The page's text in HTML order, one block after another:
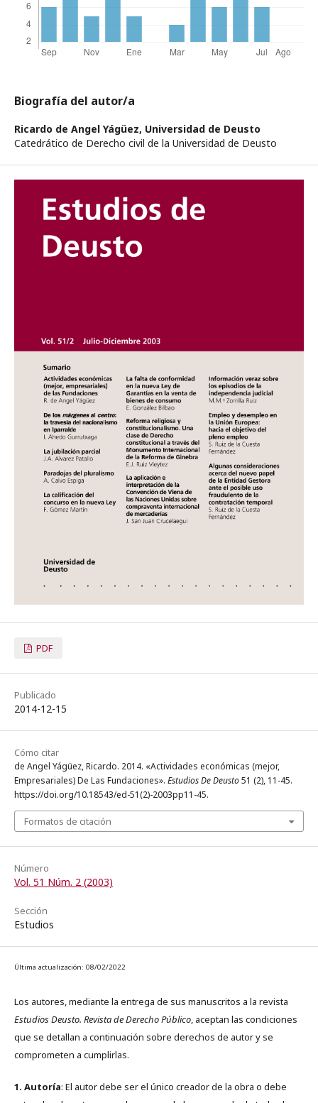
Biografía del autor/a
Ricardo de Angel Yágüez, Universidad de Deusto
Catedrático de Derecho civil de la Universidad de Deusto
PDF
Publicado
2014-12-15
Cómo citar
de Angel Yágüez, Ricardo. 2014. «Actividades económicas (mejor,
Empresariales) De Las Fundaciones». Estudios De Deusto51 (2), 11-45.
https://doi.org/10.18543/ed-51(2)-2003pp11-45.
Formatos de citación
Número
Vol. 51 Núm. 2 (2003)
Sección
Estudios
Última actualización: 08/02/2022
Los autores, mediante la entrega de sus manuscritos a la revista
Estudios Deusto. Revista de Derecho Público, aceptan las condiciones
que se detallan a continuación sobre derechos de autor y se
comprometen a cumplirlas.
1. Autoría: El autor debe ser el único creador de la obra o debe